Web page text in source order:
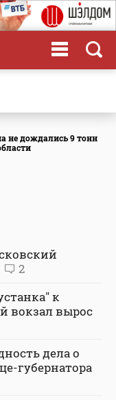
не дождались 9 тонн
2
к
вокзал вырос
дела о
губернатора